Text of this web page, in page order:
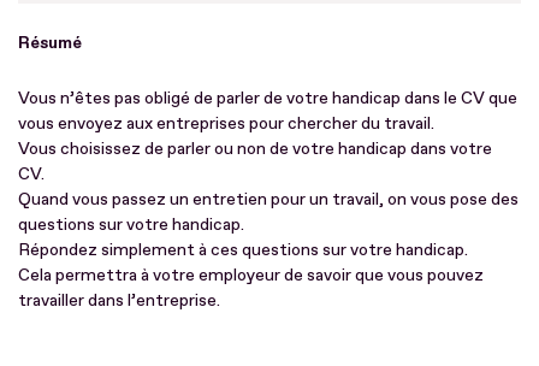
Résumé
Vous n’êtes pas obligé de parler de votre handicap dans le CV que
vous envoyez aux entreprises pour chercher du travail.
Vous choisissez de parler ou non de votre handicap dans votre
CV.
Quand vous passez un entretien pour un travail, on vous pose des
questions sur votre handicap.
Répondez simplement à ces questions sur votre handicap.
Cela permettra à votre employeur de savoir que vous pouvez
travailler dans l’entreprise.